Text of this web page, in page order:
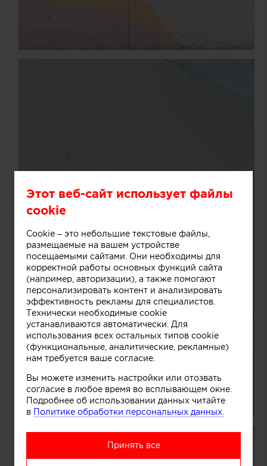
Этот веб-сайт использует файлы
cookie
Cookie – это небольшие текстовые файлы,
размещаемые на вашем устройстве
посещаемыми сайтами. Они необходимы для
корректной работы основных функций сайта
(например, авторизации), а также помогают
персонализировать контент и анализировать
эффективность рекламы для специалистов.
Технически необходимые cookie
устанавливаются автоматически. Для
использования всех остальных типов cookie
(функциональные, аналитические, рекламные)
нам требуется ваше согласие.
Вы можете изменить настройки или отозвать
согласие в любое время во всплывающем окне.
Подробнее об использовании данных читайте
в Политике обработки персональных данных.
Принять все